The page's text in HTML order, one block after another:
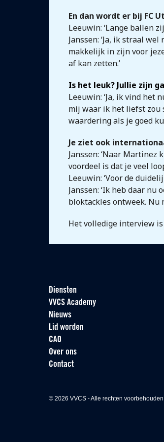
En dan wordt er bij FC
Leeuwin: ‘Lange ballen
Janssen: ‘Ja, ik straal
makkelijk in zijn voor
af kan zetten.’
Is het leuk? Jullie zijn
Leeuwin: ‘Ja, ik vind het
mij waar ik het liefst zou
waardering als je goed
Je ziet ook
Janssen: ‘Naar
voordeel is dat je veel
Leeuwin: ‘Voor de
Janssen: ‘Ik heb daar
bloktackles ontweek. Nu
Het volledige interview
Diensten
VVCS Academy
Nieuws
Lid worden
CAO
Over ons
Contact
© 2026 VVCS - Alle rechten voorbehouden